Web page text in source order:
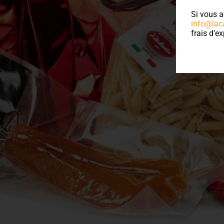
Si vous
frais